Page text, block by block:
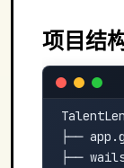
项目结
├──
├──